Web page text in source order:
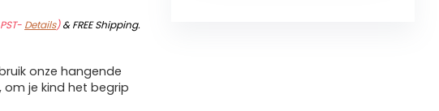
Details)&FREE Shipping.
onze hangende
je kind het begrip